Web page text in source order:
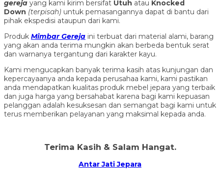
gereja yang kami kirim bersifat Utuh atau Knocked
Down (terpisah) untuk pemasangannya dapat di bantu dari
pihak ekspedisi ataupun dari kami.
Produk Mimbar Gereja ini terbuat dari material alami, barang
yang akan anda terima mungkin akan berbeda bentuk serat
dan warnanya tergantung dari karakter kayu.
Kami mengucapkan banyak terima kasih atas kunjungan dan
kepercayaanya anda kepada perusahaa kami, kami pastikan
anda mendapatkan kualitas produk mebel jepara yang terbaik
dan juga harga yang bersahabat karena bagi kami kepuasan
pelanggan adalah kesuksesan dan semangat bagi kami untuk
terus memberikan pelayanan yang maksimal kepada anda.
Terima Kasih & Salam Hangat.
Antar Jati Jepara